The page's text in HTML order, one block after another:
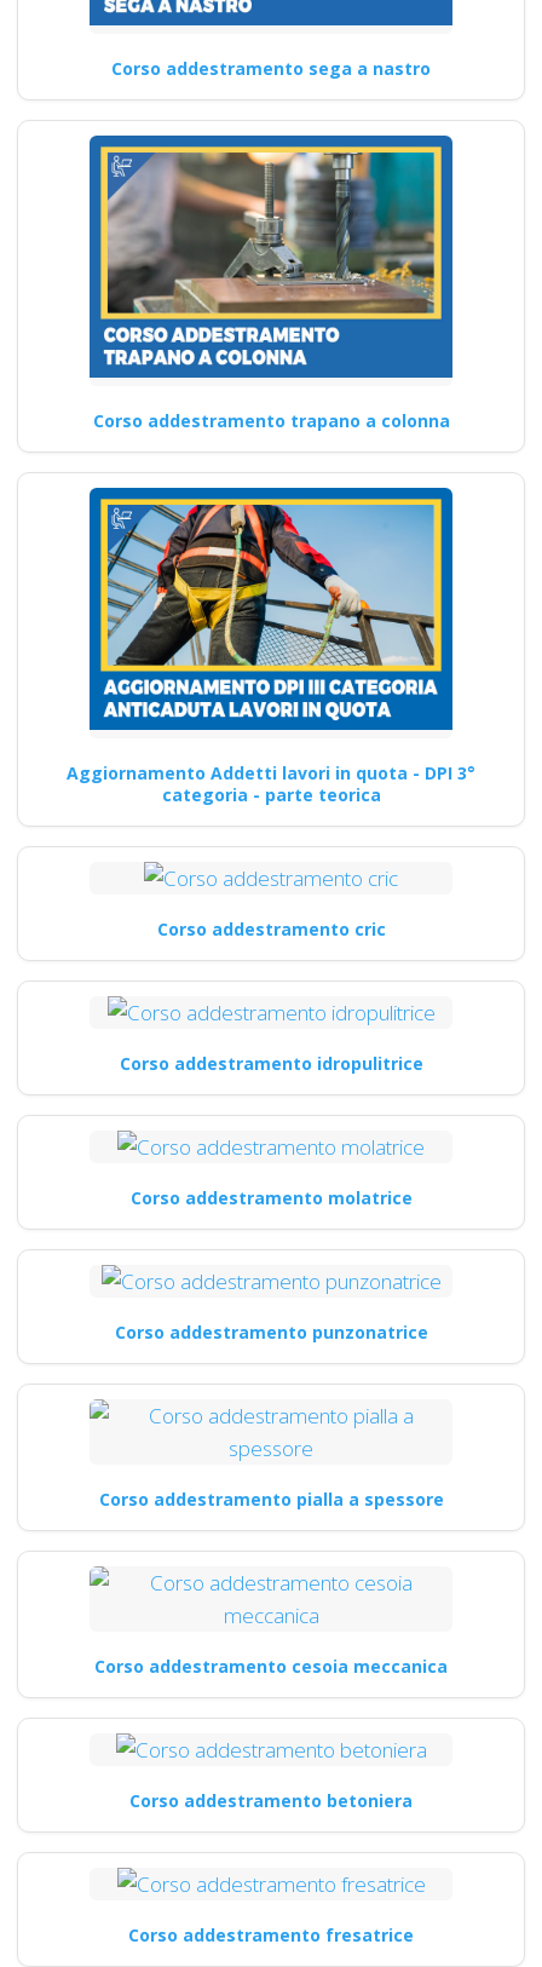
Corso addestramento sega a nastro
Corso addestramento trapano a colonna
Aggiornamento Addetti lavori in quota - DPI 3°
categoria - parte teorica
Corso addestramento cric
Corso addestramento idropulitrice
Corso addestramento molatrice
Corso addestramento punzonatrice
Corso addestramento pialla a spessore
Corso addestramento cesoia meccanica
Corso addestramento betoniera
Corso addestramento fresatrice